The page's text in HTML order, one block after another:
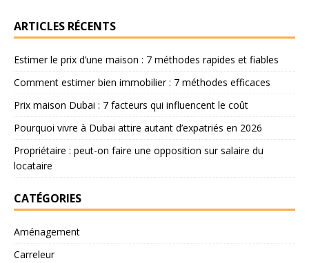
ARTICLES RÉCENTS
Estimer le prix d’une maison : 7 méthodes rapides et fiables
Comment estimer bien immobilier : 7 méthodes efficaces
Prix maison Dubai : 7 facteurs qui influencent le coût
Pourquoi vivre à Dubai attire autant d’expatriés en 2026
Propriétaire : peut-on faire une opposition sur salaire du
locataire
CATÉGORIES
Aménagement
Carreleur